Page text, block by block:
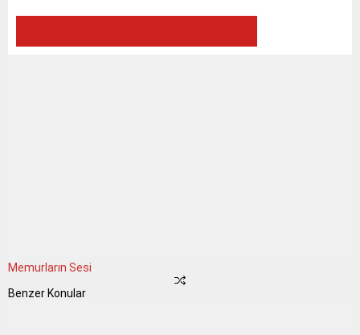
Memurların Sesi
Benzer Konular